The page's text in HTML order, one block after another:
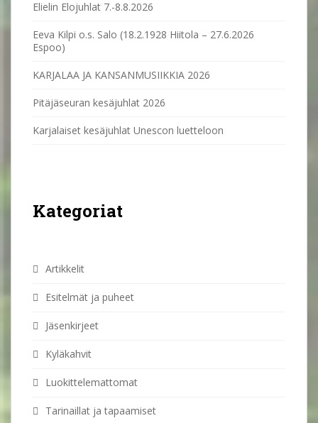
Elielin Elojuhlat 7.-8.8.2026
Eeva Kilpi o.s. Salo (18.2.1928 Hiitola – 27.6.2026
Espoo)
KARJALAA JA KANSANMUSIIKKIA 2026
Pitäjäseuran kesäjuhlat 2026
Karjalaiset kesäjuhlat Unescon luetteloon
Kategoriat
Artikkelit
Esitelmät ja puheet
Jäsenkirjeet
Kyläkahvit
Luokittelemattomat
Tarinaillat ja tapaamiset